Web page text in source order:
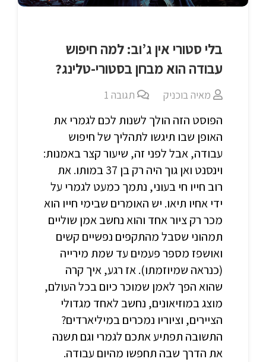
בלי סטורי אין ג’וב: למה חיפוש
עבודה הוא מבחן בסטורי-טלינג?
מאיה בוכניק תגובה1
הפוסט הזה הולך לשנות לכם לגמרי את
האופן שבו תיגשו לתהליך של חיפוש
עבודה, אבל לפני זה, שיעור קצר באמנות:
וינסנט ואן גוך היה רק בן 37 במותו. את
רוב חייו חי בעוני, נתמך כמעט לגמרי על
ידי אחיו תיאו. יש האומרים שבימי חייו הוא
מכר רק ציור אחד והוא נחשב אמן שוליים
תמהוני שסבל מהתקפים נפשיים קשים
ואושפז מספר פעמים עד שמת מירייה
(כנראה שמיוזמתו). אז רגע, איך קרה
שהוא הפך לאמן שמוכר כיום בכל העולם,
מוצג במוזיאונים, נחשב לאחד מגדולי
הציירים, וציוריו נמכרים במיליארדים?
התשובה תפתיע אתכם לגמרי וגם תשנה
את הדרך שבה תחפשו מהיום עבודה.